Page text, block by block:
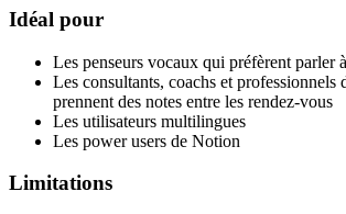
Idéal pour
Les penseurs vocaux qui préfèrent parler
Les consultants, coachs et professionnels
prennent des notes entre les rendez-vous
Les utilisateurs multilingues
Les power users de Notion
Limitations